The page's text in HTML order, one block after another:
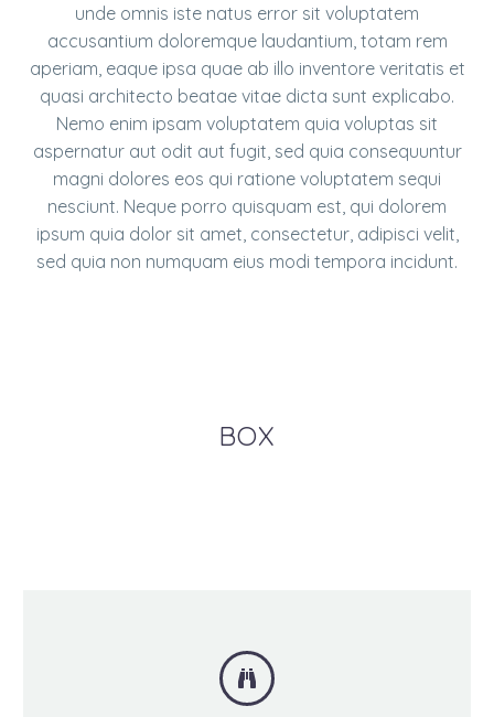
unde omnis iste natus error sit voluptatem
accusantium doloremque laudantium, totam rem
aperiam, eaque ipsa quae ab illo inventore veritatis et
quasi architecto beatae vitae dicta sunt explicabo.
Nemo enim ipsam voluptatem quia voluptas sit
aspernatur aut odit aut fugit, sed quia consequuntur
magni dolores eos qui ratione voluptatem sequi
nesciunt. Neque porro quisquam est, qui dolorem
ipsum quia dolor sit amet, consectetur, adipisci velit,
sed quia non numquam eius modi tempora incidunt.
BOX

